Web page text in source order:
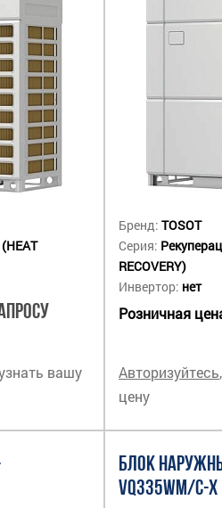
вашу
Бренд: TOSOT
Серия:
RECOVERY)
Инвертор: нет
Розничная
Авторизуйтесь
цену
БЛОК
VQ335WM/C-X